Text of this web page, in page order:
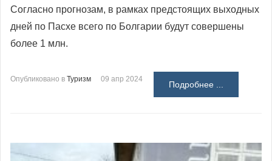
Согласно прогнозам, в рамках предстоящих выходных
дней по Пасхе всего по Болгарии будут совершены
более 1 млн.
Опубликовано в Туризм 09 апр 2024
Подробнее ...